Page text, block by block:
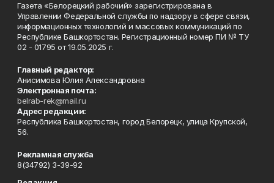
Газета «Белорецкий рабочий» зарегистрирована в
Управлении Федеральной службы по надзору в сфере связи,
информационных технологий и массовых коммуникаций по
Республике Башкортостан. Регистрационный номер ПИ № ТУ
02 - 01795 от 19.05.2025 г.
Главный редактор:
Анисимова Юлия Александровна
Электронная почта:
belrab-rek@mail.ru
Адрес редакции:
Республика Башкортостан, город Белорецк, улица Крупской,
56.
Рекламная служба
8(34792) 3-39-92